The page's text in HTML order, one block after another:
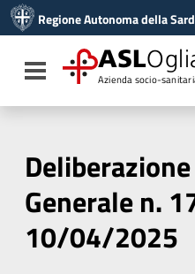
Vai al menu di navigazione
Vai al footer
Regione Autonoma della
Toggle navigation
ASL
Azienda socio-
Generale n.
10/04/2025